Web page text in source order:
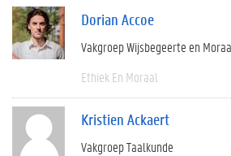
Dorian Accoe
Vakgroep Wijsbegeerte en
Ethiek En Moraal
Kristien Ackaert
Vakgroep Taalkunde